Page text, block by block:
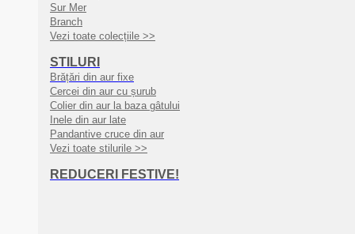
Sur Mer
Branch
Vezi toate colecțiile >>
STILURI
Brățări din aur fixe
Cercei din aur cu șurub
Colier din aur la baza gâtului
Inele din aur late
Pandantive cruce din aur
Vezi toate stilurile >>
REDUCERI FESTIVE!